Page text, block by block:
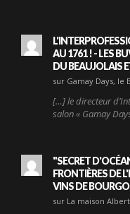
AU 1761 ! - LES
DU BEAUJOLAIS
sur Gamay Days, le
[…] le directeur
salon « Gamay
"SECRET
FRONTIÈRES DE
VINS DE
sur La maison